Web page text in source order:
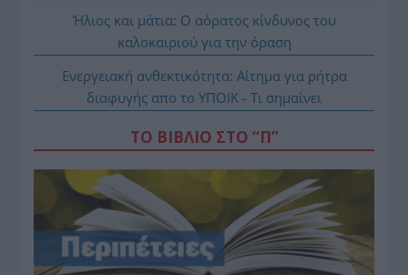
Ήλιος και μάτια: Ο αόρατος κίνδυνος του
καλοκαιριού για την όραση
Ενεργειακή ανθεκτικότητα: Αίτημα για ρήτρα
διαφυγής απο το ΥΠΟΙΚ - Τι σημαίνει
ΤΟ ΒΙΒΛΙΟ ΣΤΟ “Π”